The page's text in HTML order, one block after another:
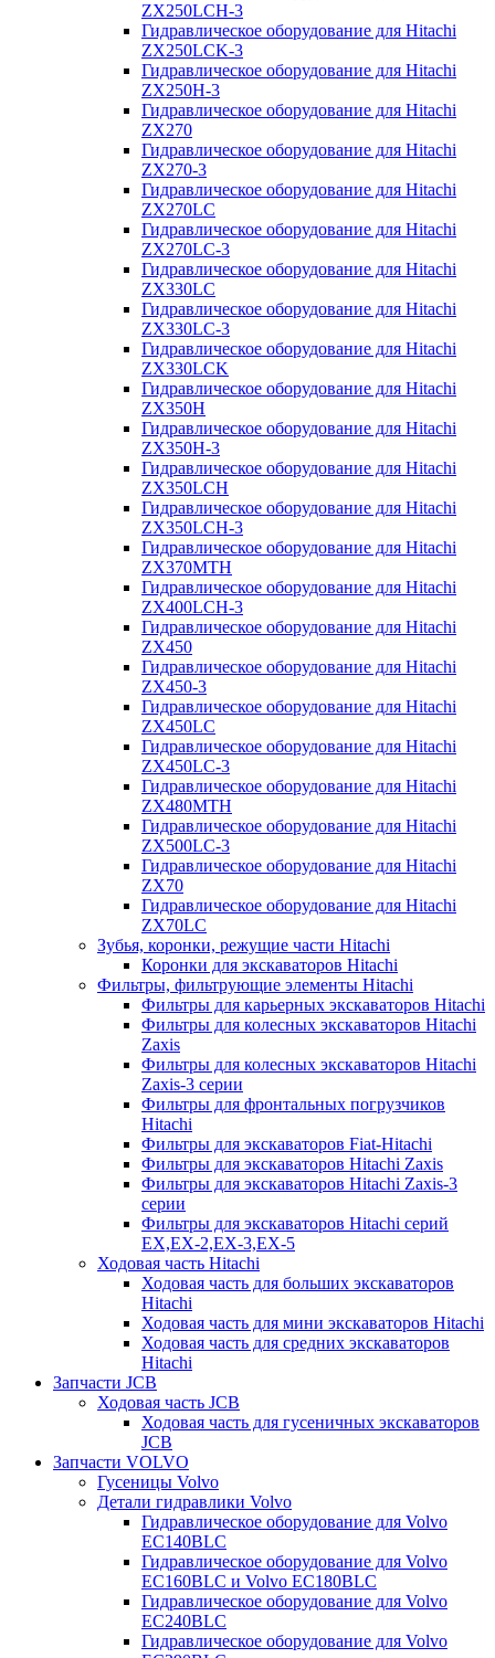
ZX250LCH-3
Гидравлическое оборудование для Hitachi
ZX250LCK-3
Гидравлическое оборудование для Hitachi
ZX250Н-3
Гидравлическое оборудование для Hitachi
ZX270
Гидравлическое оборудование для Hitachi
ZX270-3
Гидравлическое оборудование для Hitachi
ZX270LC
Гидравлическое оборудование для Hitachi
ZX270LC-3
Гидравлическое оборудование для Hitachi
ZX330LC
Гидравлическое оборудование для Hitachi
ZX330LC-3
Гидравлическое оборудование для Hitachi
ZX330LCK
Гидравлическое оборудование для Hitachi
ZX350H
Гидравлическое оборудование для Hitachi
ZX350H-3
Гидравлическое оборудование для Hitachi
ZX350LCH
Гидравлическое оборудование для Hitachi
ZX350LCH-3
Гидравлическое оборудование для Hitachi
ZX370MTH
Гидравлическое оборудование для Hitachi
ZX400LCH-3
Гидравлическое оборудование для Hitachi
ZX450
Гидравлическое оборудование для Hitachi
ZX450-3
Гидравлическое оборудование для Hitachi
ZX450LC
Гидравлическое оборудование для Hitachi
ZX450LC-3
Гидравлическое оборудование для Hitachi
ZX480MTH
Гидравлическое оборудование для Hitachi
ZX500LC-3
Гидравлическое оборудование для Hitachi
ZX70
Гидравлическое оборудование для Hitachi
ZX70LC
Зубья, коронки, режущие части Hitachi
Коронки для экскаваторов Hitachi
Фильтры, фильтрующие элементы Hitachi
Фильтры для карьерных экскаваторов Hitachi
Фильтры для колесных экскаваторов Hitachi
Zaxis
Фильтры для колесных экскаваторов Hitachi
Zaxis-3 серии
Фильтры для фронтальных погрузчиков
Hitachi
Фильтры для экскаваторов Fiat-Hitachi
Фильтры для экскаваторов Hitachi Zaxis
Фильтры для экскаваторов Hitachi Zaxis-3
серии
Фильтры для экскаваторов Hitachi серий
EX,EX-2,EX-3,EX-5
Ходовая часть Hitachi
Ходовая часть для больших экскаваторов
Hitachi
Ходовая часть для мини экскаваторов Hitachi
Ходовая часть для средних экскаваторов
Hitachi
Запчасти JCB
Ходовая часть JCB
Ходовая часть для гусеничных экскаваторов
JCB
Запчасти VOLVO
Гусеницы Volvo
Детали гидравлики Volvo
Гидравлическое оборудование для Volvo
EC140BLC
Гидравлическое оборудование для Volvo
EC160BLC и Volvo EC180BLC
Гидравлическое оборудование для Volvo
EC240BLC
Гидравлическое оборудование для Volvo